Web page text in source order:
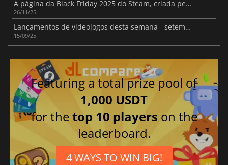
A página da Black Friday 2025 do Steam, criada pela Valve, compila todas as ofertas de destaque
26/11/25
Lançamentos de videojogos desta semana - setembro de 2025 (Semana 38)
15/09/25
Featuring a total prize pool of
1,000 USDT
for thetop 10 players on the
leaderboard.
4 WAYS TO WIN BIG!